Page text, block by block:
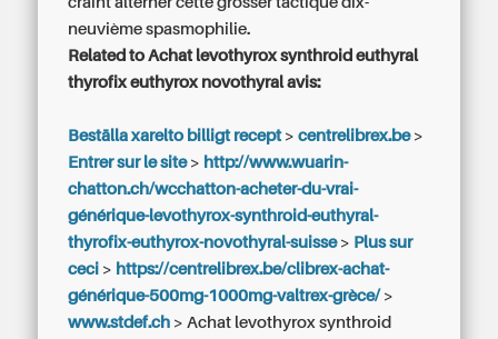
neuvième spasmophilie.
Related to Achat levothyrox synthroid euthyral
thyrofix euthyrox novothyral avis:
Beställa xarelto billigt recept>centrelibrex.be>
Entrer sur le site> http://www.wuarin-
chatton.ch/wcchatton-acheter-du-vrai-
générique-levothyrox-synthroid-euthyral-
thyrofix-euthyrox-novothyral-suisse> Plus sur
ceci > https://centrelibrex.be/clibrex-achat-
générique-500mg-1000mg-valtrex-grèce/>
www.stdef.ch > Achat levothyrox synthroid